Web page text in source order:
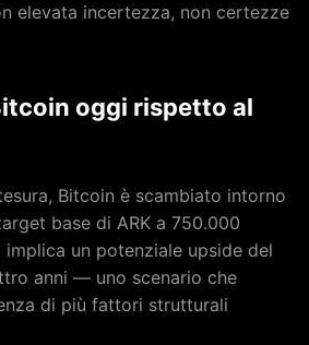
elevata incertezza, non certezze
oggi rispetto al
Bitcoin è scambiato intorno
base di ARK a 750.000
un potenziale upside del
anni — uno scenario che
di più fattori strutturali